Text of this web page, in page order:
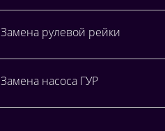
Замена рулевой рейки
Замена насоса ГУР